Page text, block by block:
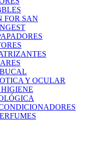
FOR SAN
Y OCULAR